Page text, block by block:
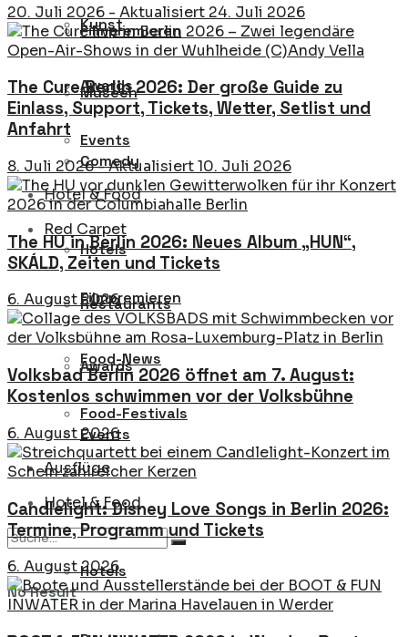
Kunst
Museen
Comedy
Red Carpet
Filmpremieren
Awards
Events
Hotel & Food
Hotels
Filmpremieren
Awards
Events
Hotel & Food
Hotels
Restaurants
Food-News
Food-Festivals
Ausflüge
No Result
20. Juli 2026 - Aktualisiert 24. Juli 2026
The Cure Berlin 2026: Der große Guide zu
Einlass, Support, Tickets, Wetter, Setlist und
Anfahrt
8. Juli 2026 - Aktualisiert 10. Juli 2026
The HU in Berlin 2026: Neues Album „HUN“,
SKÁLD, Zeiten und Tickets
6. August 2026
Volksbad Berlin 2026 öffnet am 7. August:
Kostenlos schwimmen vor der Volksbühne
6. August 2026
Candlelight: Disney Love Songs in Berlin 2026:
Termine, Programm und Tickets
6. August 2026